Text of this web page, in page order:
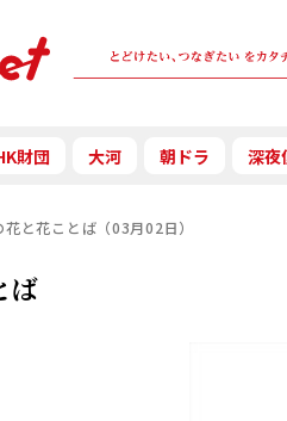
財団 大河 朝ドラ 深夜
と花ことば（03月02日）
ば